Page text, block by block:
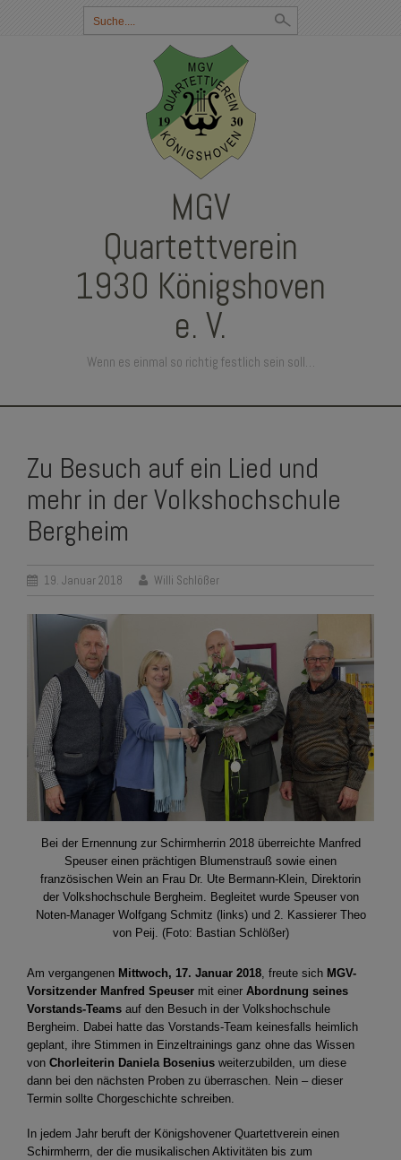
Suchbegriff
eingeben:
MGV
Quartettverein
1930 Königshoven
e. V.
Wenn es einmal so richtig festlich sein soll…
CONTENT
Zu Besuch auf ein Lied und
mehr in der Volkshochschule
Bergheim
19. Januar 2018 Willi Schlößer
Bei der Ernennung zur Schirmherrin 2018 überreichte Manfred
Speuser einen prächtigen Blumenstrauß sowie einen
französischen Wein an Frau Dr. Ute Bermann-Klein, Direktorin
der Volkshochschule Bergheim. Begleitet wurde Speuser von
Noten-Manager Wolfgang Schmitz (links) und 2. Kassierer Theo
von Peij. (Foto: Bastian Schlößer)
Am vergangenen Mittwoch, 17. Januar 2018 , freute sich MGV-
Vorsitzender Manfred Speuser mit einer Abordnung seines
Vorstands-Teams auf den Besuch in der Volkshochschule
Bergheim. Dabei hatte das Vorstands-Team keinesfalls heimlich
geplant, ihre Stimmen in Einzeltrainings ganz ohne das Wissen
von Chorleiterin Daniela Bosenius weiterzubilden, um diese
dann bei den nächsten Proben zu überraschen. Nein – dieser
Termin sollte Chorgeschichte schreiben.
In jedem Jahr beruft der Königshovener Quartettverein einen
Schirmherrn, der die musikalischen Aktivitäten bis zum